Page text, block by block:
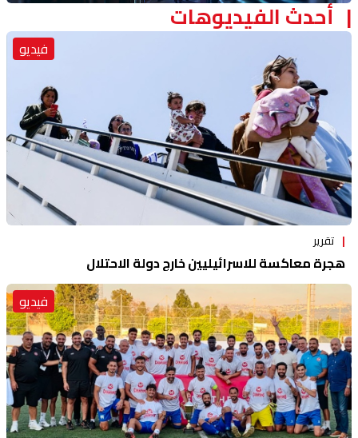
أحدث الفيديوهات
فيديو
تقرير
هجرة معاكسة للاسرائيليين خارج دولة الاحتلال
فيديو